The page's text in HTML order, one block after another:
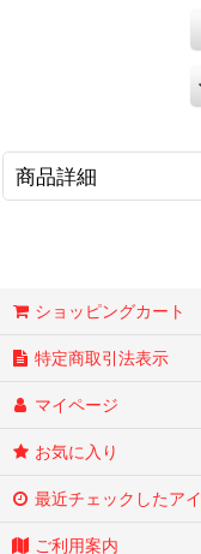
商品詳細
ショッピングカート
特定商取引法表示
マイページ
お気に入り
最近チェックしたア
ご利用案内